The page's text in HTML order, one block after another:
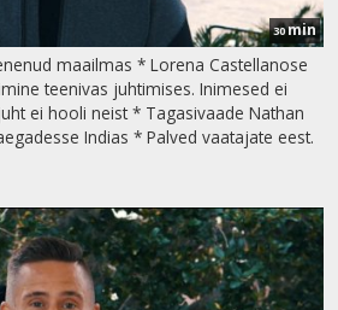
30min
maailmas * Lorena Castellanose
teenivas juhtimises. Inimesed ei
ei hooli neist * Tagasivaade Nathan
Indias * Palved vaatajate eest.